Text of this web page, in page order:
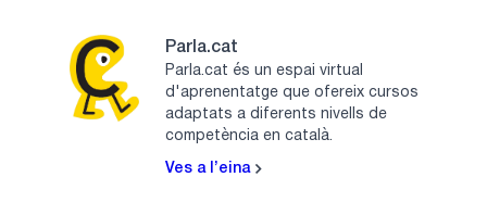
Parla.cat
Parla.cat és un espai virtual
d'aprenentatge que ofereix cursos
adaptats a diferents nivells de
competència en català.
Ves a l’eina